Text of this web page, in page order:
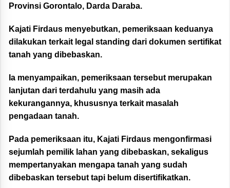
Provinsi Gorontalo, Darda Daraba.
Kajati Firdaus menyebutkan, pemeriksaan keduanya
dilakukan terkait legal standing dari dokumen sertifikat
tanah yang dibebaskan.
Ia menyampaikan, pemeriksaan tersebut merupakan
lanjutan dari terdahulu yang masih ada
kekurangannya, khususnya terkait masalah
pengadaan tanah.
Pada pemeriksaan itu, Kajati Firdaus mengonfirmasi
sejumlah pemilik lahan yang dibebaskan, sekaligus
mempertanyakan mengapa tanah yang sudah
dibebaskan tersebut tapi belum disertifikatkan.